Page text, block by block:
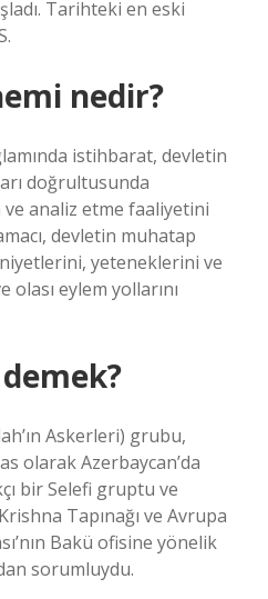
Tarihteki en eski
nedir?
istihbarat, devletin
doğrultusunda
analiz etme faaliyetini
devletin muhatap
yeteneklerini ve
eylem yollarını
Askerleri) grubu,
olarak Azerbaycan’da
bir Selefi gruptu ve
Tapınağı ve Avrupa
Bakü ofisine yönelik
sorumluydu.